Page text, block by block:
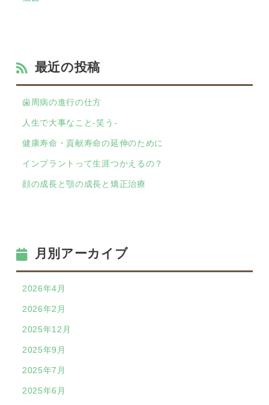
最近の投稿
歯周病の進行の仕方
人生で大事なこと-笑う-
健康寿命・貢献寿命の延伸のために
インプラントって生涯つかえるの？
顔の成長と顎の成長と矯正治療
月別アーカイブ
2026年4月
2026年2月
2025年12月
2025年9月
2025年7月
2025年6月